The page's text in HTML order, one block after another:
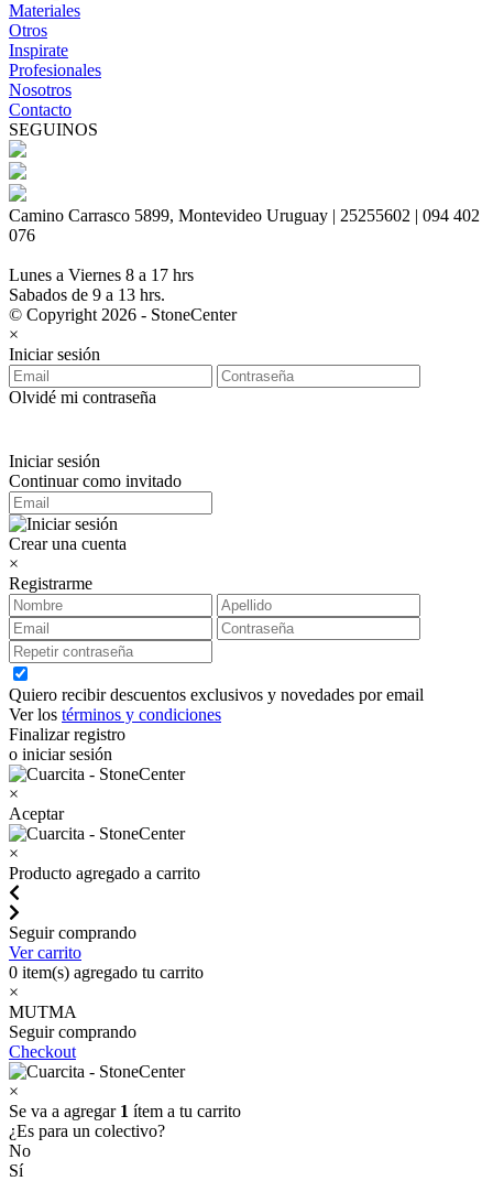
Materiales
Otros
Inspirate
Profesionales
Nosotros
Contacto
SEGUINOS
Camino Carrasco 5899, Montevideo Uruguay | 25255602 | 094 402
076
Lunes a Viernes 8 a 17 hrs
Sabados de 9 a 13 hrs.
© Copyright 2026 - StoneCenter
×
Iniciar sesión
Olvidé mi contraseña
Iniciar sesión
Continuar como invitado
Crear una cuenta
×
Registrarme
Quiero recibir descuentos exclusivos y novedades por email
Ver los términos y condiciones
Finalizar registro
o iniciar sesión
×
Aceptar
×
Producto agregado a carrito
Seguir comprando
Ver carrito
0 item(s) agregado tu carrito
×
MUTMA
Seguir comprando
Checkout
×
Se va a agregar 1 ítem a tu carrito
¿Es para un colectivo?
No
Sí